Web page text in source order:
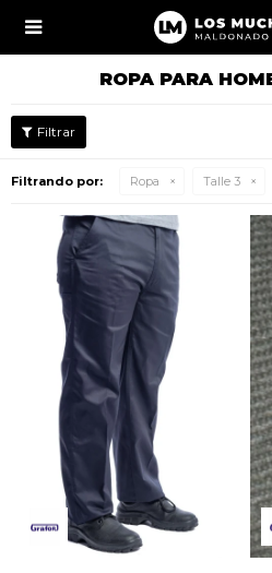

ROPA PARA
Filtrando por: Ropa Talle 3